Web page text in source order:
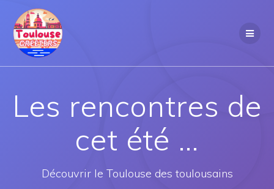
Les rencontres de
cet été …
Découvrir le Toulouse des toulousains